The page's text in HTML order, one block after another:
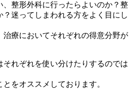
、整形外科に行ったらよいのか？整
迷ってしまわれる方をよく目にし
治療においてそれぞれの得意分野が
それぞれを使い分けたりするのでは
をオススメしております。